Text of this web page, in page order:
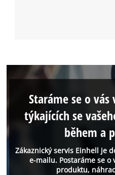
Zákaznický servis Einhell je
e-mailu. Postaráme se o
produktu,
Staráme se o vás
týkajících se
během a